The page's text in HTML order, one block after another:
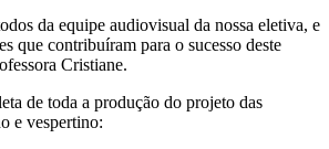
da equipe audiovisual da nossa eletiva, e
que contribuíram para o sucesso deste
Cristiane.
de toda a produção do projeto das
e vespertino: